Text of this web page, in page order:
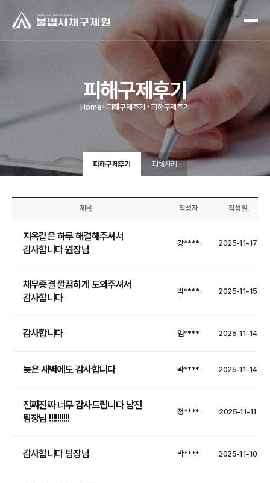
피해구제후기
Home 피해구제후기 피해구제후기
피해구제후기 피해사례
제목 작성자 작성일
지옥같은 하루 해결해주셔서
감사합니다 원장님
강**** 2025-11-17
채무종결 깔끔하게 도와주셔서
감사합니다
박**** 2025-11-15
감사합니다 엄**** 2025-11-14
늦은 새벽에도 감사합니다 곽**** 2025-11-14
진짜진짜 너무 감사드립니다 남진
팀장님 !!!!!!!!!!
정**** 2025-11-11
감사합니다 팀장님 박**** 2025-11-10